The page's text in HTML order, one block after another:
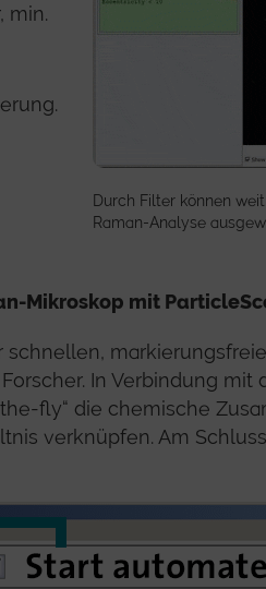
min.
Durch Filter können
Raman-Analyse
Mikroskop mit
schnellen,
In Verbindung mit
fly“ die chemische
verknüpfen. Am